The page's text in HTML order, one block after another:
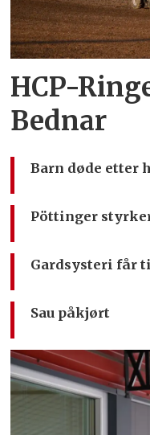
HCP-
Bednar
Barn døde etter
Pöttinger
Gardsysteri får
Sau påkjørt